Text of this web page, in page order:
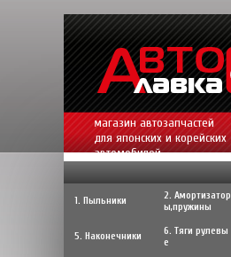
магазин автозапчастей
для японских и корейских
автомобилей.
1. Пыльники
2. Амортизатор
ы,пружины
5. Наконечники
6. Тяги рулевы
е